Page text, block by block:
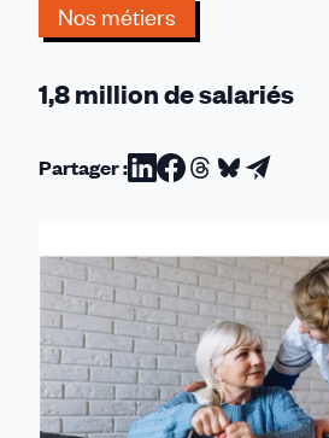
Nos métiers
1,8 million de salariés
Partager :Partager
Linkedin
Partager
Facebook
Partager
Threads
Partager
Bluesky
Partager
email